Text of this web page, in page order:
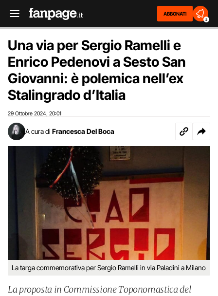
ABBONATI
2
Una via per Sergio Ramelli e
Enrico Pedenovi a Sesto San
Giovanni: è polemica nell’ex
Stalingrado d’Italia
29 Ottobre 2024 20:01
A cura di Francesca Del Boca
La targa commemorativa per Sergio Ramelli in via Paladini a Milano
La proposta in Commissione Toponomastica del